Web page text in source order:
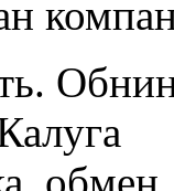
обмен,